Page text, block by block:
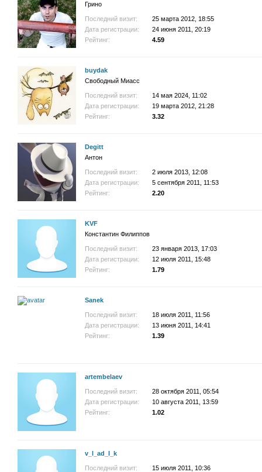
Грино
Последний визит:
25 марта 2012, 18:55
Дата регистрации:
24 июня 2011, 20:19
Рейтинг:
4.59
buydak
Свободный Миасс
Последний визит:
14 мая 2024, 11:02
Дата регистрации:
19 марта 2012, 21:28
Рейтинг:
3.32
Degitt
Антон
Последний визит:
2 июля 2013, 12:08
Дата регистрации:
5 сентября 2011, 11:53
Рейтинг:
2.20
KVF
Константин Филиппов
Последний визит:
23 января 2013, 17:03
Дата регистрации:
12 июля 2011, 15:48
Рейтинг:
1.79
Sanek
Последний визит:
18 июля 2011, 11:56
Дата регистрации:
13 июня 2011, 14:41
Рейтинг:
1.39
artembelaev
Последний визит:
28 октября 2011, 05:54
Дата регистрации:
10 августа 2011, 13:59
Рейтинг:
1.02
v_l_ad_I_k
Последний визит:
15 июля 2011, 10:36